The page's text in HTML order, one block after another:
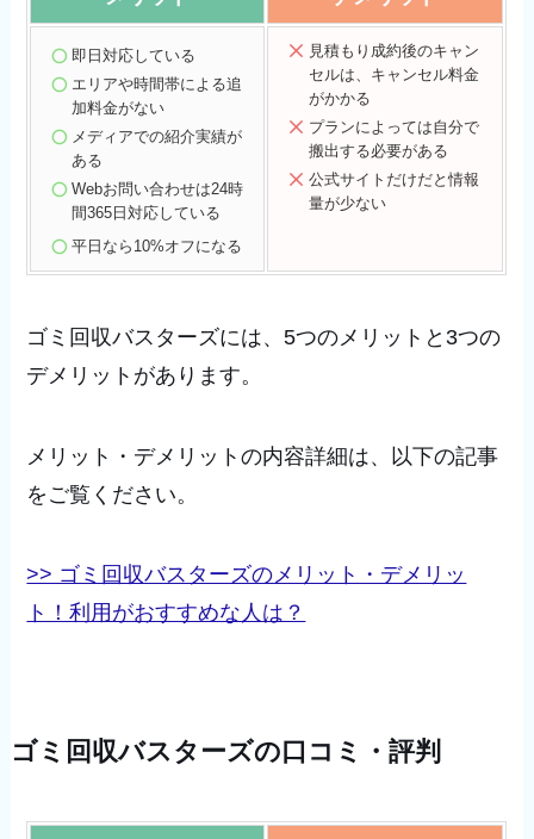
即日対応している
エリアや時間帯による追
加料金がない
メディアでの紹介実績が
ある
Webお問い合わせは24時
間365日対応している
平日なら10%オフになる
見積もり成約後のキャン
セルは、キャンセル料金
がかかる
プランによっては自分で
搬出する必要がある
公式サイトだけだと情報
量が少ない
ゴミ回収バスターズには、5つのメリットと3つの
デメリットがあります。
メリット・デメリットの内容詳細は、以下の記事
をご覧ください。
>> ゴミ回収バスターズのメリット・デメリッ
ト！利用がおすすめな人は？
ゴミ回収バスターズの口コミ・評判